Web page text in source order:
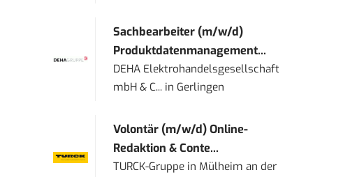
Sachbearbeiter (m/w/d)
Produktdatenmanagement...
DEHA Elektrohandelsgesellschaft
mbH & C... in Gerlingen
Volontär (m/w/d) Online-
Redaktion & Conte...
TURCK-Gruppe in Mülheim an der